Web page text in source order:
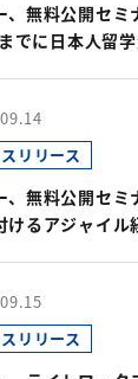
、無料公開セミ
でに日本人留
リリース
無料公開セミ
けるアジャイル
リリース